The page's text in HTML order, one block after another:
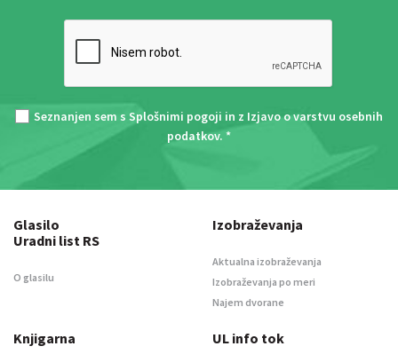
Seznanjen sem s Splošnimi pogoji in z Izjavo o varstvu osebnih
podatkov. *
Glasilo
Uradni list RS
O glasilu
Izobraževanja
Aktualna izobraževanja
Izobraževanja po meri
Najem dvorane
Knjigarna UL info tok